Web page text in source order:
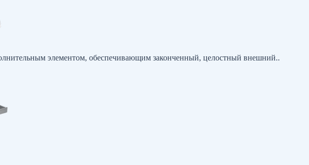
элементом, обеспечивающим законченный, целостный внешний..